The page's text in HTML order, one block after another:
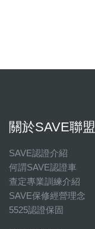
關於SAVE聯盟
SAVE認證介紹
何謂SAVE認證車
查定專業訓練介紹
SAVE保修經營理念
5525認證保固